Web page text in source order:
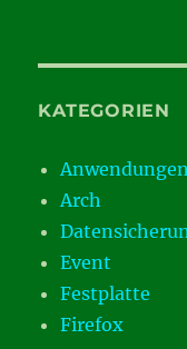
KATEGORIEN
Arch
Event
Festplatte
Firefox